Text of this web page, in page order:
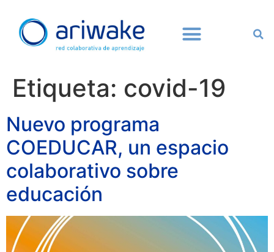
Etiqueta: covid-19
Nuevo programa
COEDUCAR, un espacio
colaborativo sobre
educación